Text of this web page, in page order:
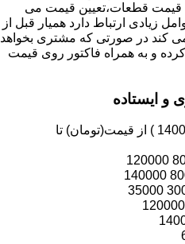
قیمت قطعات،تعیین قیمت می
زیادی ارتباط دارد همیار قبل از
می کند در صورتی که مشتری بخواهد
و به همراه فاکتور روی قیمت
و ایستاده
عنوان( به روز رسانی سال 1400 ) از قیمت(تومان) تا